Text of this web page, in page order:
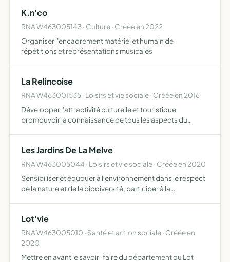
K.n'co
RNA W463005143 · Culture · Créée en 2022
Organiser l'encadrement matériel et humain de
répétitions et représentations musicales
La Relincoise
RNA W463001535 · Loisirs et vie sociale · Créée en 2016
Développer l'attractivité culturelle et touristique
promouvoir la connaissance de tous les aspects du
ludiques
Les Jardins De La Melve
RNA W463005044 · Loisirs et vie sociale · Créée en 2020
Sensibiliser et éduquer à l'environnement dans le respect
de la nature et de la biodiversité, participer à la
l'auton…
Lot'vie
RNA W463005010 · Santé et action sociale · Créée en
2020
Mettre en avant le savoir-faire du département du Lot